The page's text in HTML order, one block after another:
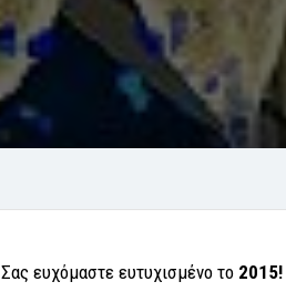
Σας ευχόμαστε ευτυχισμένο το 2015!